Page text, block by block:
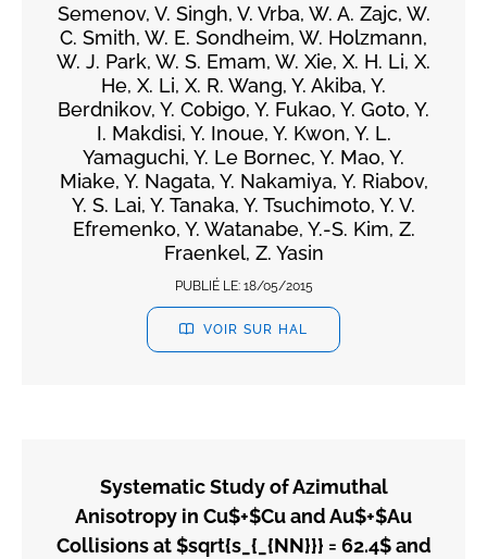
Semenov, V. Singh, V. Vrba, W. A. Zajc, W.
C. Smith, W. E. Sondheim, W. Holzmann,
W. J. Park, W. S. Emam, W. Xie, X. H. Li, X.
He, X. Li, X. R. Wang, Y. Akiba, Y.
Berdnikov, Y. Cobigo, Y. Fukao, Y. Goto, Y.
I. Makdisi, Y. Inoue, Y. Kwon, Y. L.
Yamaguchi, Y. Le Bornec, Y. Mao, Y.
Miake, Y. Nagata, Y. Nakamiya, Y. Riabov,
Y. S. Lai, Y. Tanaka, Y. Tsuchimoto, Y. V.
Efremenko, Y. Watanabe, Y.-S. Kim, Z.
Fraenkel, Z. Yasin
PUBLIÉ LE: 18/05/2015
VOIR SUR HAL
Systematic Study of Azimuthal
Anisotropy in Cu$+$Cu and Au$+$Au
Collisions at $sqrt{s_{_{NN}}} = 62.4$ and